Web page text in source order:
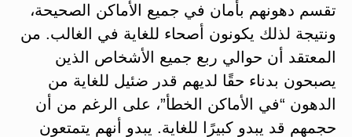
تقسم دهونهم بأمان في جميع الأماكن الصحيحة،
ونتيجة لذلك يكونون أصحاء للغاية في الغالب. من
المعتقد أن حوالي ربع جميع الأشخاص الذين
يصبحون بدناء حقًا لديهم قدر ضئيل للغاية من
الدهون “في الأماكن الخطأ”، على الرغم من أن
حجمهم قد يبدو كبيرًا للغاية. يبدو أنهم يتمتعون